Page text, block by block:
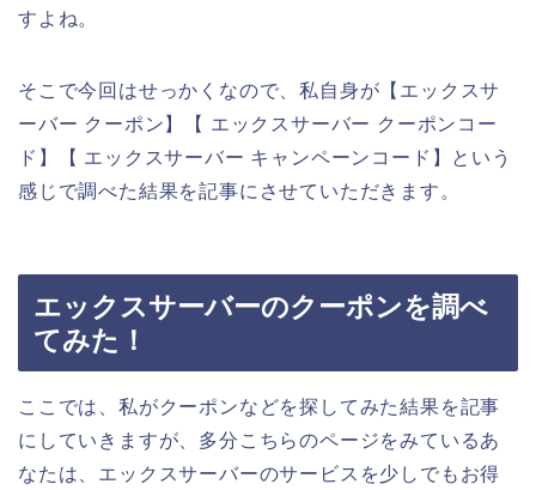
すよね。
そこで今回はせっかくなので、私自身が【エックスサ
ーバー クーポン】【 エックスサーバー クーポンコー
ド】【 エックスサーバー キャンペーンコード】という
感じで調べた結果を記事にさせていただきます。
エックスサーバーのクーポンを調べ
てみた！
ここでは、私がクーポンなどを探してみた結果を記事
にしていきますが、多分こちらのページをみているあ
なたは、エックスサーバーのサービスを少しでもお得